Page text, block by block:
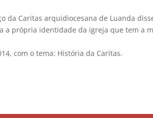
da Caritas arquidiocesana de Luanda
a própria identidade da igreja que tem a
com o tema: História da Caritas.